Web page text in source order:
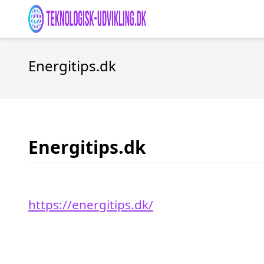
Energitips.dk
Energitips.dk
https://energitips.dk/